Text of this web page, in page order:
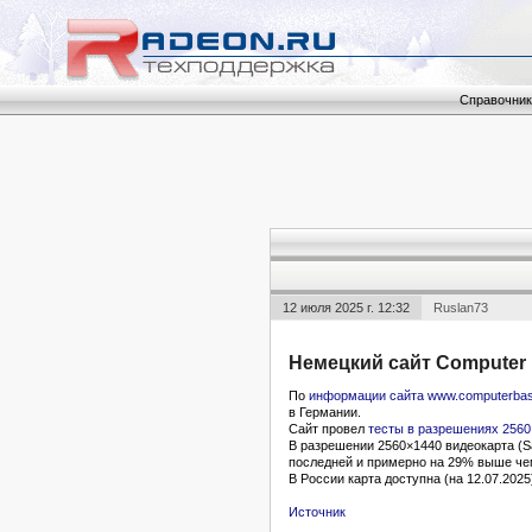
Справочник
12 июля 2025 г. 12:32 Ruslan73
Немецкий сайт
По информации сайта
в Германии.
Сайт провел тесты в разрешениях
В разрешении 2560×1440 видеокарта
последней и примерно на 29% выше
В России карта доступна (на
Источник